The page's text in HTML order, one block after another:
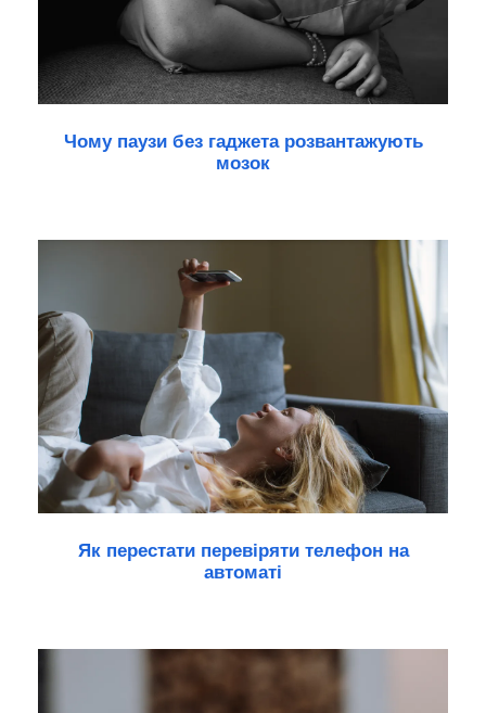
Чому паузи без гаджета розвантажують
мозок
Як перестати перевіряти телефон на
автоматі